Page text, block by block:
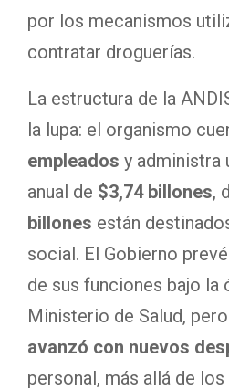
por los mecanismos
contratar droguerías.
La estructura de la
la lupa: el organismo
empleados y administra
anual de $3,74 billones,
billones están
social. El Gobierno
de sus funciones bajo la
Ministerio de Salud,
avanzó con nuevos
personal, más allá de